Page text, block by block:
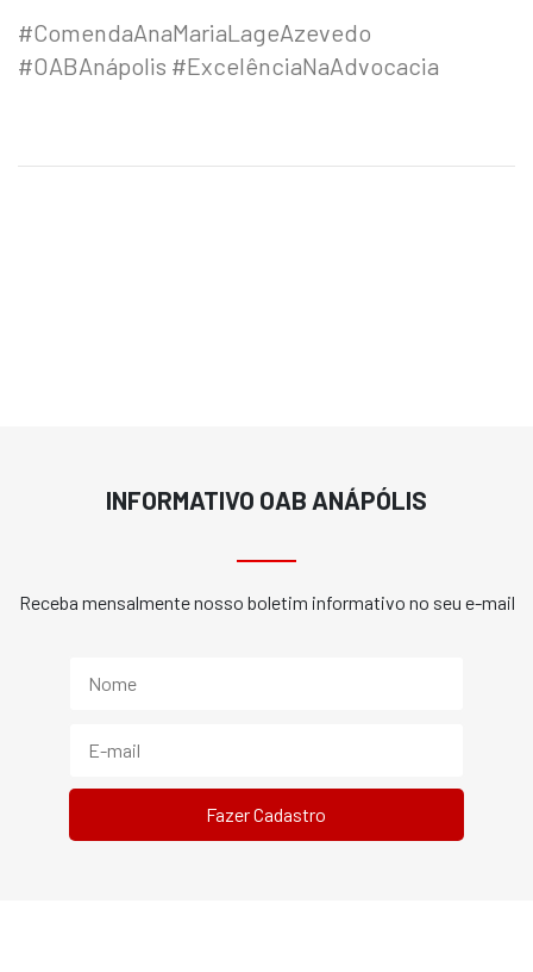
#ComendaAnaMariaLageAzevedo
#OABAnápolis #ExcelênciaNaAdvocacia
INFORMATIVO OAB ANÁPÓLIS
Receba mensalmente nosso boletim informativo no seu e-mail